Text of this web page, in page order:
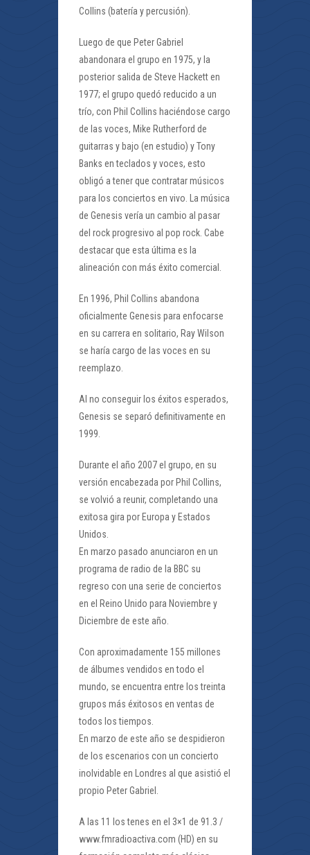
Collins (batería y percusión).
Luego de que Peter Gabriel
abandonara el grupo en 1975, y la
posterior salida de Steve Hackett en
1977; el grupo quedó reducido a un
trío, con Phil Collins haciéndose cargo
de las voces, Mike Rutherford de
guitarras y bajo (en estudio) y Tony
Banks en teclados y voces, esto
obligó a tener que contratar músicos
para los conciertos en vivo. La música
de Genesis vería un cambio al pasar
del rock progresivo al pop rock. Cabe
destacar que esta última es la
alineación con más éxito comercial.
En 1996, Phil Collins abandona
oficialmente Genesis para enfocarse
en su carrera en solitario, Ray Wilson
se haría cargo de las voces en su
reemplazo.
Al no conseguir los éxitos esperados,
Genesis se separó definitivamente en
1999.
Durante el año 2007 el grupo, en su
versión encabezada por Phil Collins,
se volvió a reunir, completando una
exitosa gira por Europa y Estados
Unidos.
En marzo pasado anunciaron en un
programa de radio de la BBC su
regreso con una serie de conciertos
en el Reino Unido para Noviembre y
Diciembre de este año.
Con aproximadamente 155 millones
de álbumes vendidos en todo el
mundo, se encuentra entre los treinta
grupos más éxitosos en ventas de
todos los tiempos.
En marzo de este año se despidieron
de los escenarios con un concierto
inolvidable en Londres al que asistió el
propio Peter Gabriel.
A las 11 los tenes en el 3×1 de 91.3 /
www.fmradioactiva.com (HD) en su